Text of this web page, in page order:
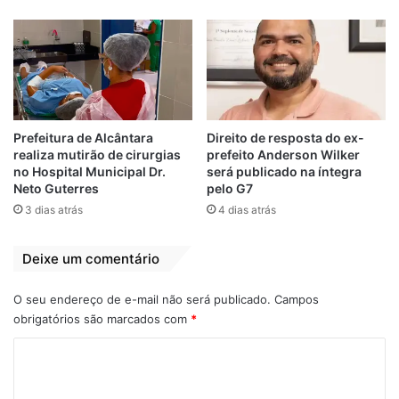
View this post on Instagram
Prefeitura de Alcântara
realiza mutirão de cirurgias
no Hospital Municipal Dr.
Neto Guterres
3 dias atrás
Direito de resposta do ex-
prefeito Anderson Wilker
será publicado na íntegra
pelo G7
4 dias atrás
Deixe um comentário
O seu endereço de e-mail não será publicado. Campos
obrigatórios são marcados com *